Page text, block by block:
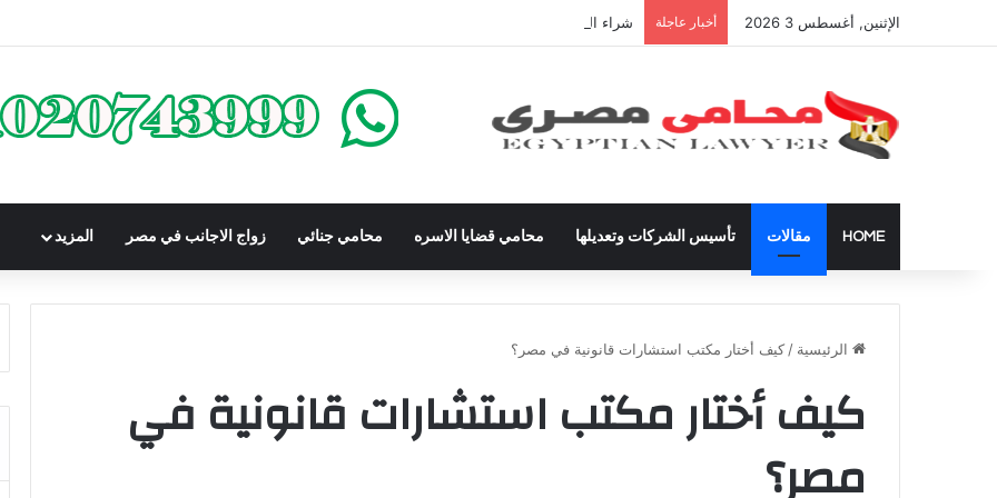
الإثنين, أغسطس 3 2026 أخبار عاجلة شراء العقارات داخل الكومباوندات تحت الإنشاء | أهم البنود التي تحمي المشتري في القانون المصري
HOME مقالات تأسيس الشركات وتعديلها محامي قضايا الاسره محامي جنائي زواج الاجانب في مصر المزيد
الرئيسية / كيف أختار مكتب استشارات قانونية في مصر؟
كيف أختار مكتب استشارات قانونية في
مصر؟